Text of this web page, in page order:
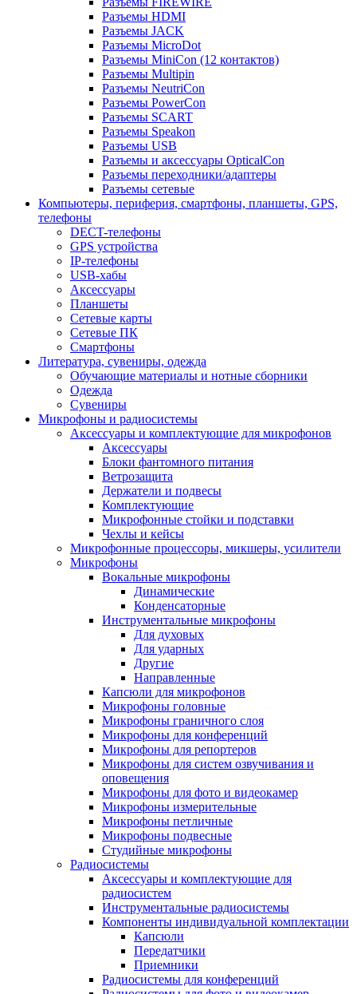
Разъемы HDMI
Разъемы JACK
Разъемы MicroDot
Разъемы MiniCon (12 контактов)
Разъемы Multipin
Разъемы NeutriCon
Разъемы PowerCon
Разъемы SCART
Разъемы Speakon
Разъемы USB
Разъемы и аксессуары OpticalCon
Разъемы переходники/адаптеры
Разъемы сетевые
Компьютеры, периферия, смартфоны, планшеты, GPS,
телефоны
DECT-телефоны
GPS устройства
IP-телефоны
USB-хабы
Аксессуары
Планшеты
Сетевые карты
Сетевые ПК
Смартфоны
Литература, сувениры, одежда
Обучающие материалы и нотные сборники
Одежда
Сувениры
Микрофоны и радиосистемы
Аксессуары и комплектующие для микрофонов
Аксессуары
Блоки фантомного питания
Ветрозащита
Держатели и подвесы
Комплектующие
Микрофонные стойки и подставки
Чехлы и кейсы
Микрофонные процессоры, микшеры, усилители
Микрофоны
Вокальные микрофоны
Динамические
Конденсаторные
Инструментальные микрофоны
Для духовых
Для ударных
Другие
Направленные
Капсюли для микрофонов
Микрофоны головные
Микрофоны граничного слоя
Микрофоны для конференций
Микрофоны для репортеров
Микрофоны для систем озвучивания и
оповещения
Микрофоны для фото и видеокамер
Микрофоны измерительные
Микрофоны петличные
Микрофоны подвесные
Студийные микрофоны
Радиосистемы
Аксессуары и комплектующие для
радиосистем
Инструментальные радиосистемы
Компоненты индивидуальной комплектации
Капсюли
Передатчики
Приемники
Радиосистемы для конференций